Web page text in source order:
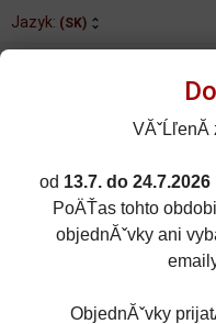
Jazyk: (SK)
VĂˇĹľenĂ­
od 13.7. do 24.7.2026
PoÄŤas tohto
objednĂˇvky ani
ObjednĂˇvky